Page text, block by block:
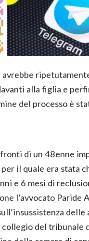
alla figlia e
del processo è
di un 48enne
il quale era stata
e 6 mesi di
l’avvocato Paride
collegio del tribunale